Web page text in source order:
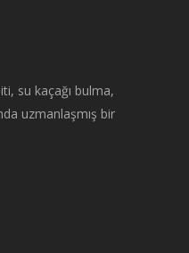
su kaçağı bulma,
uzmanlaşmış bir